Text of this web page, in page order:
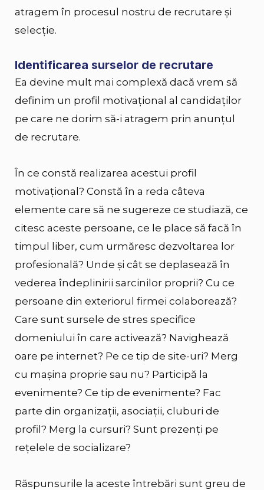
atragem în procesul nostru de recrutare și
selecție.
Identificarea surselor de recrutare
Ea devine mult mai complexă dacă vrem să
definim un profil motivațional al candidaților
pe care ne dorim să-i atragem prin anunțul
de recrutare.
În ce constă realizarea acestui profil
motivațional? Constă în a reda câteva
elemente care să ne sugereze ce studiază, ce
citesc aceste persoane, ce le place să facă în
timpul liber, cum urmăresc dezvoltarea lor
profesională? Unde și cât se deplasează în
vederea îndeplinirii sarcinilor proprii? Cu ce
persoane din exteriorul firmei colaborează?
Care sunt sursele de stres specifice
domeniului în care activează? Navighează
oare pe internet? Pe ce tip de site-uri? Merg
cu mașina proprie sau nu? Participă la
evenimente? Ce tip de evenimente? Fac
parte din organizații, asociații, cluburi de
profil? Merg la cursuri? Sunt prezenți pe
rețelele de socializare?
Răspunsurile la aceste întrebări sunt greu de